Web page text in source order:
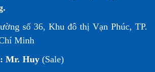
số 36, Khu đô thị Vạn Phúc, TP.
Minh
Mr. Huy (Sale)